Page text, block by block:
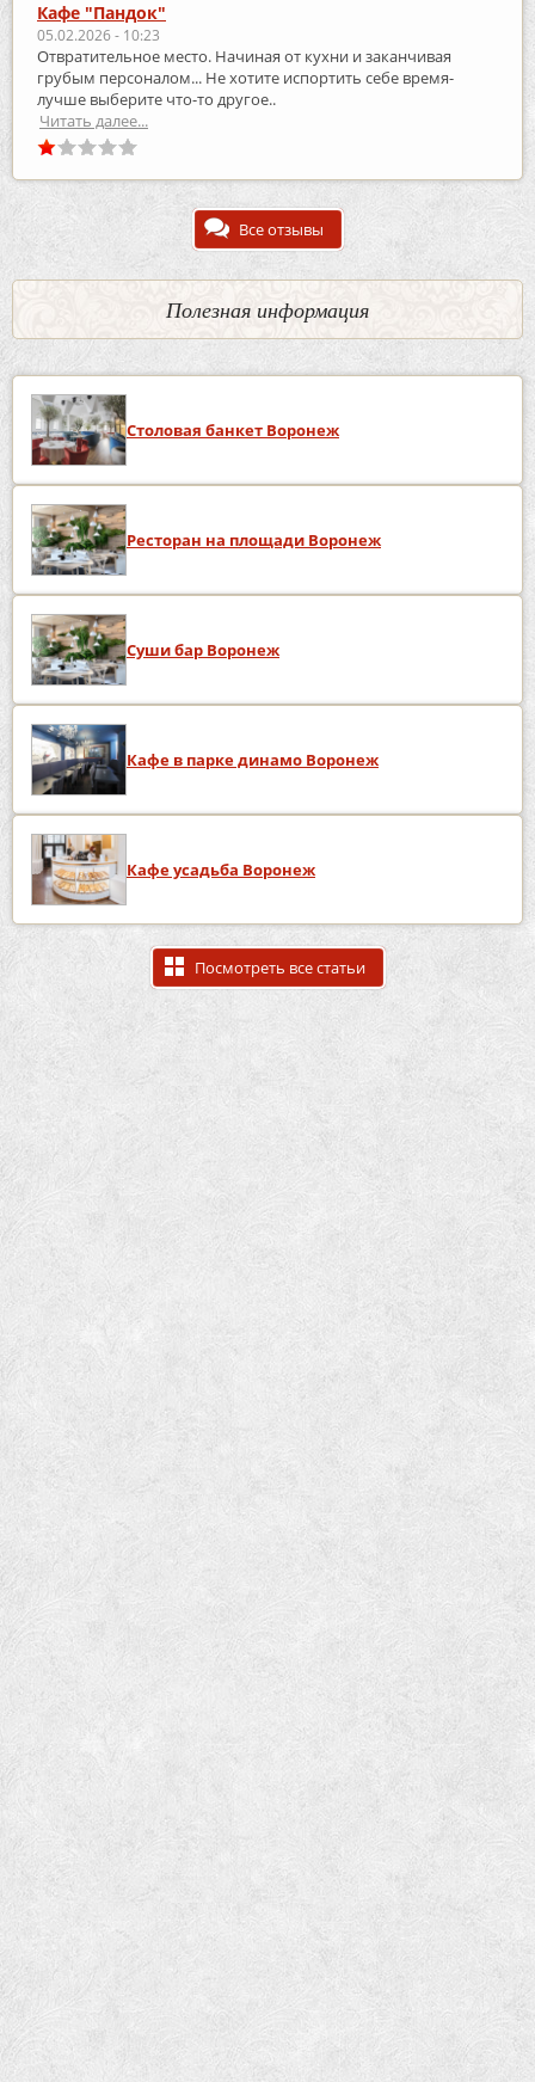
Кафе "Пандок"
05.02.2026 - 10:23
Отвратительное место. Начиная от кухни и заканчивая
грубым персоналом... Не хотите испортить себе время-
лучше выберите что-то другое..
Читать далее...
Все отзывы
Полезная информация
Столовая банкет Воронеж
Ресторан на площади Воронеж
Суши бар Воронеж
Кафе в парке динамо Воронеж
Кафе усадьба Воронеж
Посмотреть все статьи